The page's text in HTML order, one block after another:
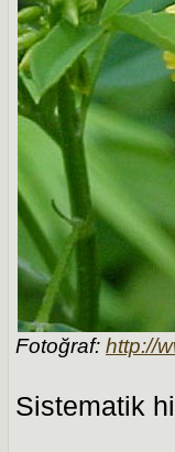
Fotoğraf: http://
Sistematik